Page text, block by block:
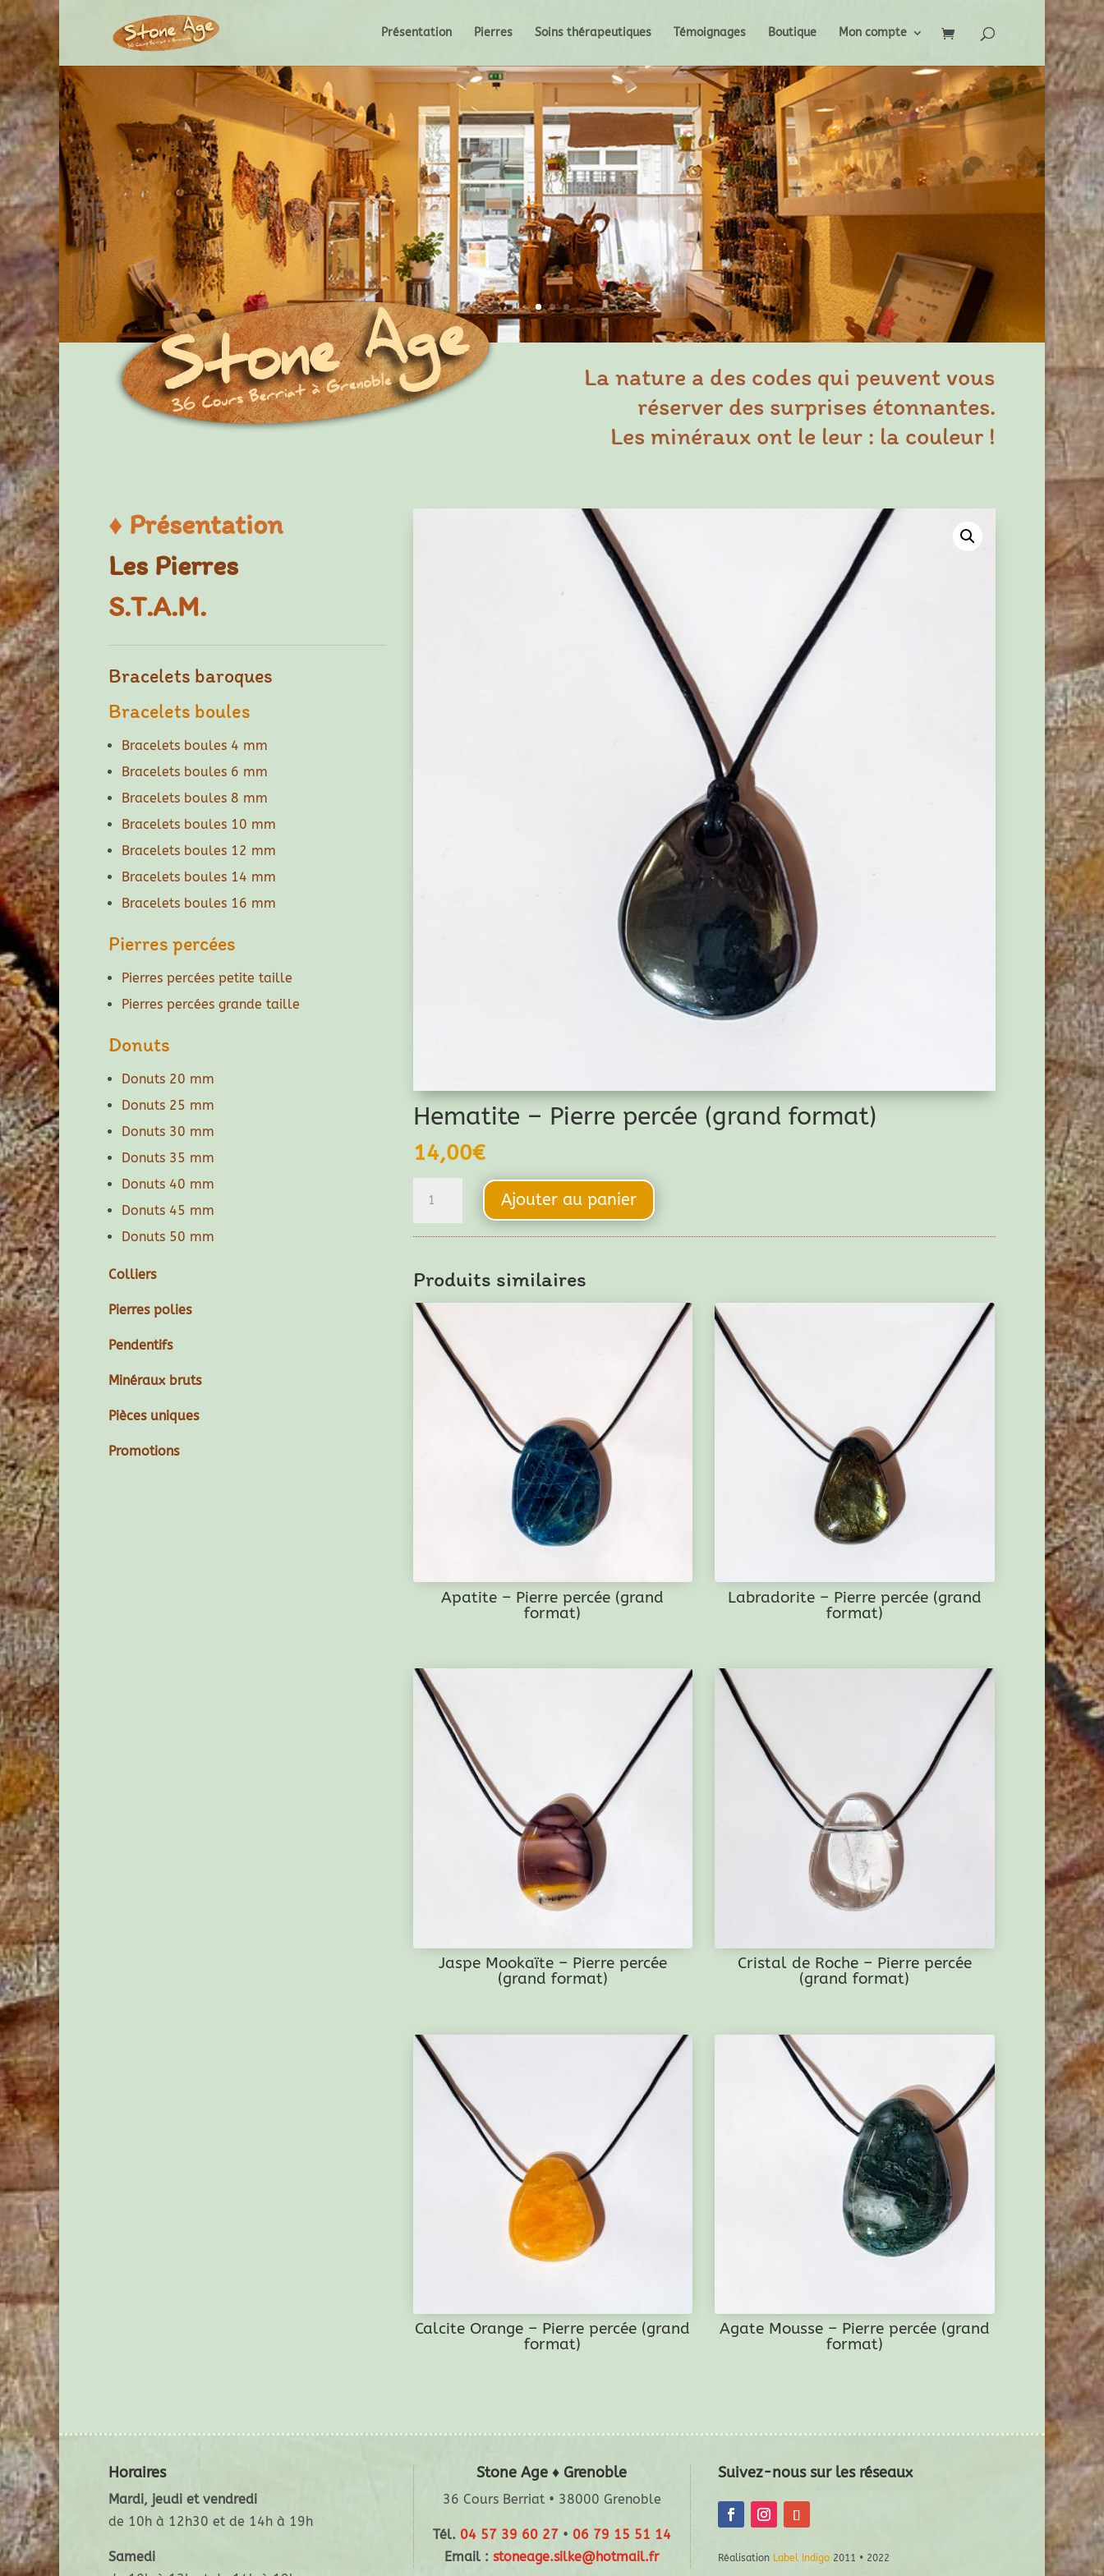
Présentation Pierres Soins thérapeutiques Témoignages Boutique Mon compte
La nature a des codes qui peuvent vous
réserver des surprises étonnantes.
Les minéraux ont le leur : la couleur !
♦ Présentation
Les Pierres
S.T.A.M.
Bracelets baroques
Bracelets boules
Bracelets boules 4 mm
Bracelets boules 6 mm
Bracelets boules 8 mm
Bracelets boules 10 mm
Bracelets boules 12 mm
Bracelets boules 14 mm
Bracelets boules 16 mm
Pierres percées
Pierres percées petite taille
Pierres percées grande taille
Donuts
Donuts 20 mm
Donuts 25 mm
Donuts 30 mm
Donuts 35 mm
Donuts 40 mm
Donuts 45 mm
Donuts 50 mm
Colliers
Pierres polies
Pendentifs
Minéraux bruts
Pièces uniques
Promotions
Hematite – Pierre percée (grand format)
14,00€
Pierre
(grand
format)
Ajouter au panier
Produits similaires
Apatite – Pierre percée (grand
format)
Labradorite – Pierre percée (grand
format)
Jaspe Mookaïte – Pierre percée
(grand format)
Cristal de Roche – Pierre percée
(grand format)
Calcite Orange – Pierre percée (grand
format)
Agate Mousse – Pierre percée (grand
format)
Horaires
Mardi, jeudi et vendredi
de 10h à 12h30 et de 14h à 19h
Samedi
Stone Age ♦ Grenoble
36 Cours Berriat • 38000 Grenoble
Tél. 04 57 39 60 27• 06 79 15 51 14
Email : stoneage.silke@hotmail.fr
Suivez-nous sur les réseaux
Réalisation Label Indigo2011 • 2022